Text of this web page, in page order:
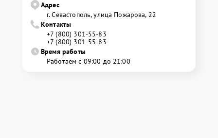
Адрес
г. Севастополь, улица Пожарова, 22
Контакты
+7 (800) 301-55-83
+7 (800) 301-55-83
Время работы
Работаем с 09:00 до 21:00